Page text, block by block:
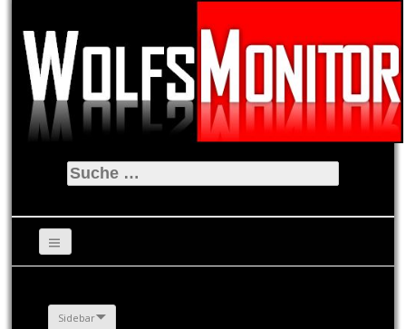
Suche
nach:
Sidebar